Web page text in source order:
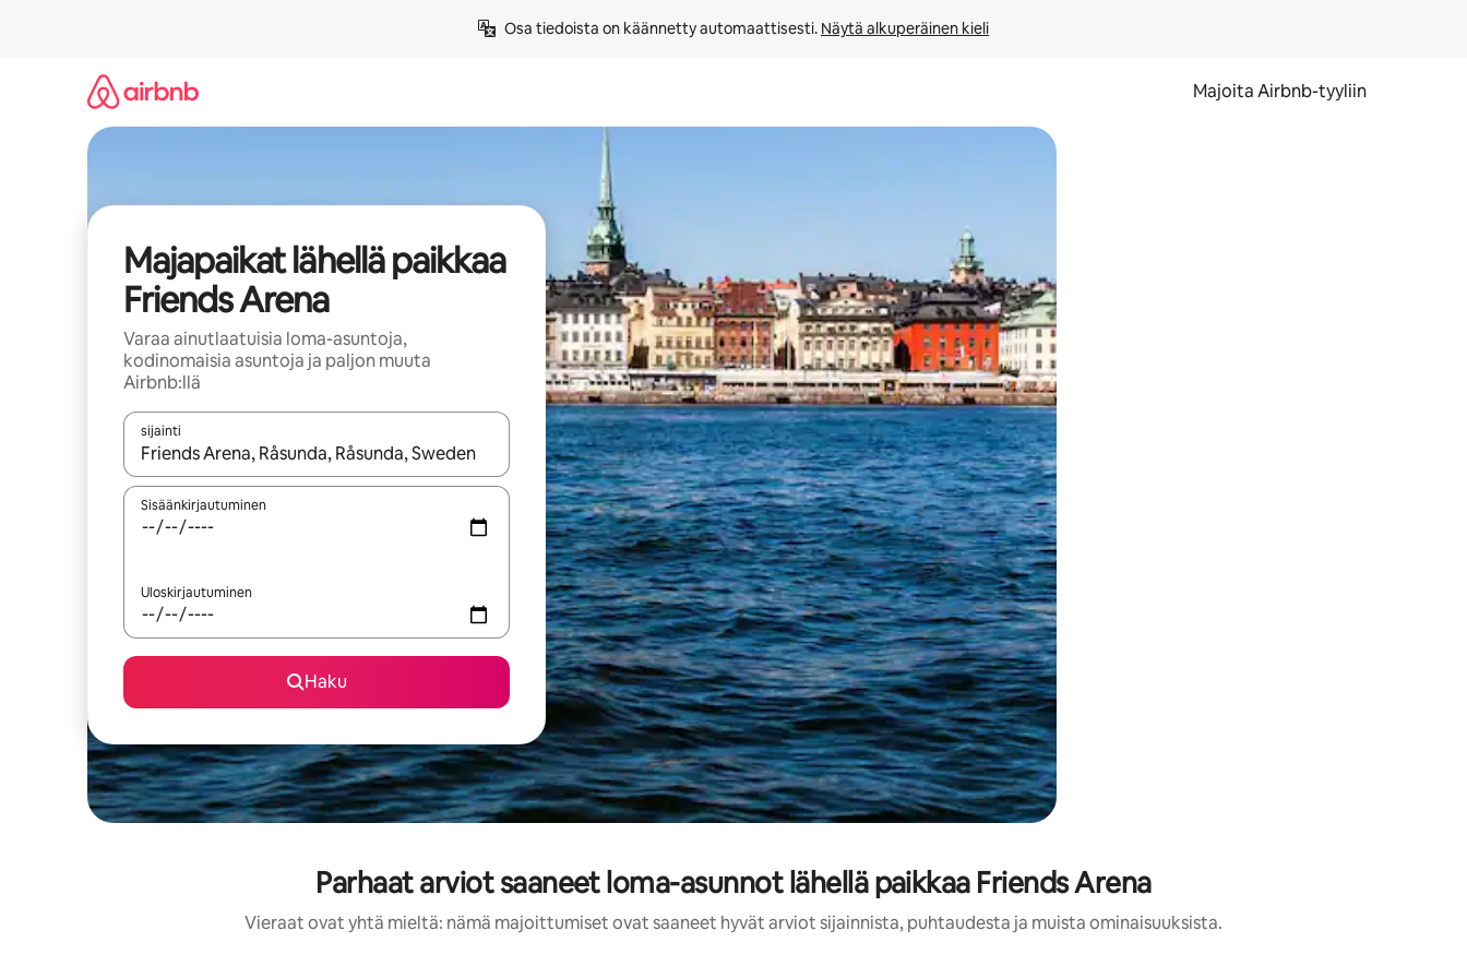
Osa tiedoista on käännetty automaattisesti. Näytä alkuperäinen kieli
Majoita Airbnb-tyyliin
Majapaikat lähellä paikkaa
Friends Arena
Varaa ainutlaatuisia loma-asuntoja,
kodinomaisia asuntoja ja paljon muuta
Airbnb:llä
sijainti
Kun tulokset ovat saatavilla, navigoi ylös- ja alas-nuolinäppäimillä tai tutustu koskettamalla tai pyyhkäisemällä.
Sisäänkirjautuminen
Uloskirjautuminen
Haku
Parhaat arviot saaneet loma-asunnot lähellä paikkaa Friends Arena
Vieraat ovat yhtä mieltä: nämä majoittumiset ovat saaneet hyvät arviot sijainnista, puhtaudesta ja muista ominaisuuksista.